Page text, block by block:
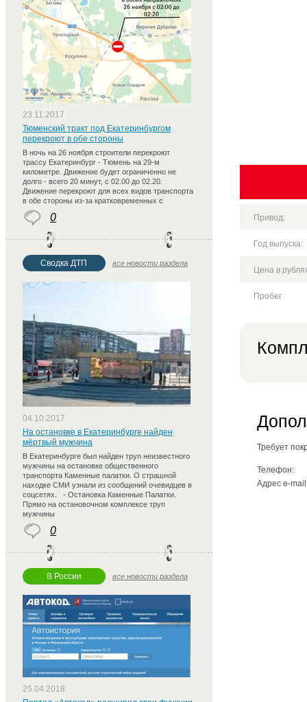
Привод:
Год выпуска:
Цена в
Пробег
Требует
Телефон:
Адрес e-
23.11.2017
Тюменский тракт под Екатеринбургом
перекроют в обе стороны
В ночь на 26 ноября строители перекроют
трассу Екатеринбург - Тюмень на 29-м
километре. Движение будет ограниченно не
долго - всего 20 минут, с 02.00 до 02.20.
Движение перекроют для всех видов транспорта
в обе стороны из-за кратковременных с
0
Сводка ДТП все новости раздела
04.10.2017
На остановке в Екатеринбурге найден
мёртвый мужчина
В Екатеринбурге был найден труп неизвестного
мужчины на остановке общественного
транспорта Каменные палатки. О страшной
находке СМИ узнали из сообщений очевидцев в
соцсетях. - Остановка Каменные Палатки.
Прямо на остановочном комплексе труп
мужчины
0
В России все новости раздела
25.04.2018